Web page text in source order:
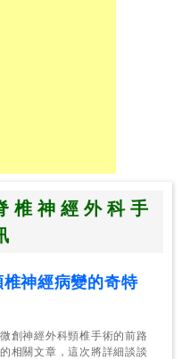
椎神經外科手
神經病變的奇特
創神經外科頸椎手術的前路
相關文章，這次將詳細談談